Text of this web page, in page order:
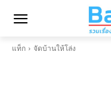
แท็ก จัดบ้านให้โล่ง